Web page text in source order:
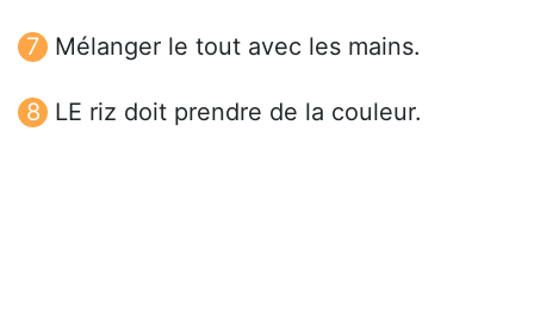
Mélanger le tout avec les mains.
LE riz doit prendre de la couleur.